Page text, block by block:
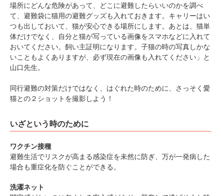
場所にどんな危険があって、どこに避難したらいいのかを調べ
て、避難袋に猫用の避難グッズも入れておきます。キャリーはい
つも出しておいて、猫が安心できる場所にします。あとは、猫単
体だけでなく、自分と猫が写っている画像をスマホなどに入れて
おいてください。飼い主証明になります。子猫の時の写真しかな
いこともよくありますが、必ず現在の画像も入れてください」と
山口先生。
同行避難の対策だけではなく、はぐれた時のために、さっそく愛
猫との２ショットを撮影しよう！
いざという時のために
ワクチン接種
避難生活でリスクが高まる感染症を未然に防ぎ、万が一発病した
場合も重症化を防ぐことができる。
洗濯ネット